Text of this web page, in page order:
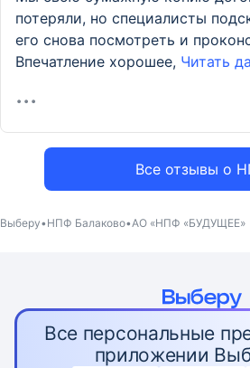
Все отзывы о
потеряли, но специалисты
его снова посмотреть и
Впечатление хорошее, Читать
Выберу НПФ Балаково АО «НПФ «БУДУЩЕЕ»
Все персональные
приложении